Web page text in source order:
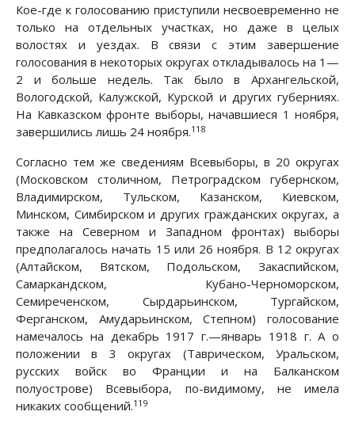
Кое-где к голосованию приступили несвоевременно не
только на отдельных участках, но даже в целых
волостях и уездах. В связи с этим завершение
голосования в некоторых округах откладывалось на 1—
2 и больше недель. Так было в Архангельской,
Вологодской, Калужской, Курской и других губерниях.
На Кавказском фронте выборы, начавшиеся 1 ноября,
завершились лишь 24 ноября.118
Согласно тем же сведениям Всевыборы, в 20 округах
(Московском столичном, Петроградском губернском,
Владимирском, Тульском, Казанском, Киевском,
Минском, Симбирском и других гражданских округах, а
также на Северном и Западном фронтах) выборы
предполагалось начать 15 или 26 ноября. В 12 округах
(Алтайском, Вятском, Подольском, Закаспийском,
Самаркандском, Кубано-Черноморском,
Семиреченском, Сырдарьинском, Тургайском,
Ферганском, Амударьинском, Степном) голосование
намечалось на декабрь 1917 г.—январь 1918 г. А о
положении в 3 округах (Таврическом, Уральском,
русских войск во Франции и на Балканском
полуострове) Всевыбора, по-видимому, не имела
никаких сообщений.119